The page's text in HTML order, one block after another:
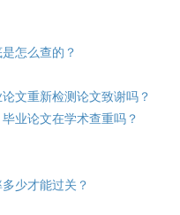
怎么查的？
文重新检测论文致谢吗？
业论文在学术查重吗？
少才能过关？